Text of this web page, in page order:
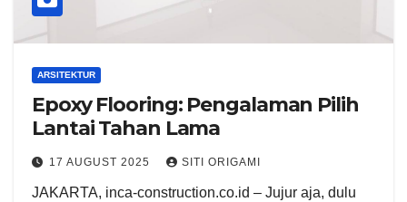
ARSITEKTUR
Epoxy Flooring: Pengalaman Pilih
Lantai Tahan Lama
17 AUGUST 2025 SITI ORIGAMI
JAKARTA, inca-construction.co.id – Jujur aja, dulu